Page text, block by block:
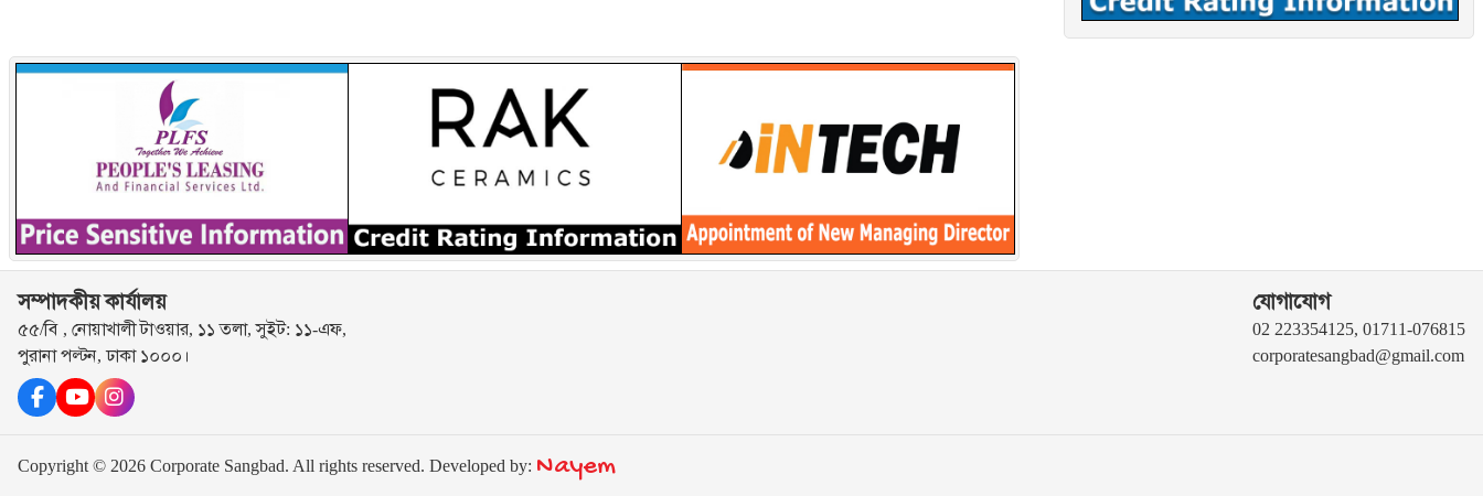
সম্পাদকীয় কার্যালয়
৫৫/বি , নোয়াখালী টাওয়ার, ১১ তলা, সুইট: ১১-এফ,
পুরানা পল্টন, ঢাকা ১০০০।
যোগাযোগ
02 223354125, 01711-076815
corporatesangbad@gmail.com
Copyright © 2026 Corporate Sangbad. All rights reserved. Developed by: Nayem